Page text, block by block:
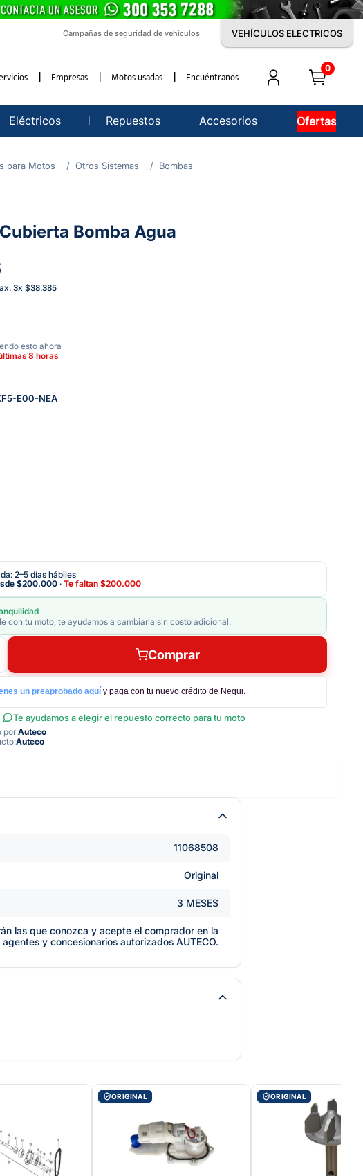
Campañas de seguridad de vehículos VEHÍCULOS ELECTRICOS
Empresas Motos usadas Encuéntranos
0
Eléctricos Repuestos Accesorios Ofertas
para Motos Otros Sistemas Bombas
Bomba Agua
3x $38.385
esto ahora
8 horas
E00-NEA
2–5 días hábiles
$200.000 · Te faltan $200.000
con tu moto, te ayudamos a cambiarla sin costo adicional.
Comprar
un preaprobado aquí y paga con tu nuevo crédito de Nequi.
Te ayudamos a elegir el repuesto correcto para tu moto
por:Auteco
Auteco
11068508
Original
3 MESES
las que conozca y acepte el comprador en la
y concesionarios autorizados AUTECO.
ORIGINAL ORIGINAL